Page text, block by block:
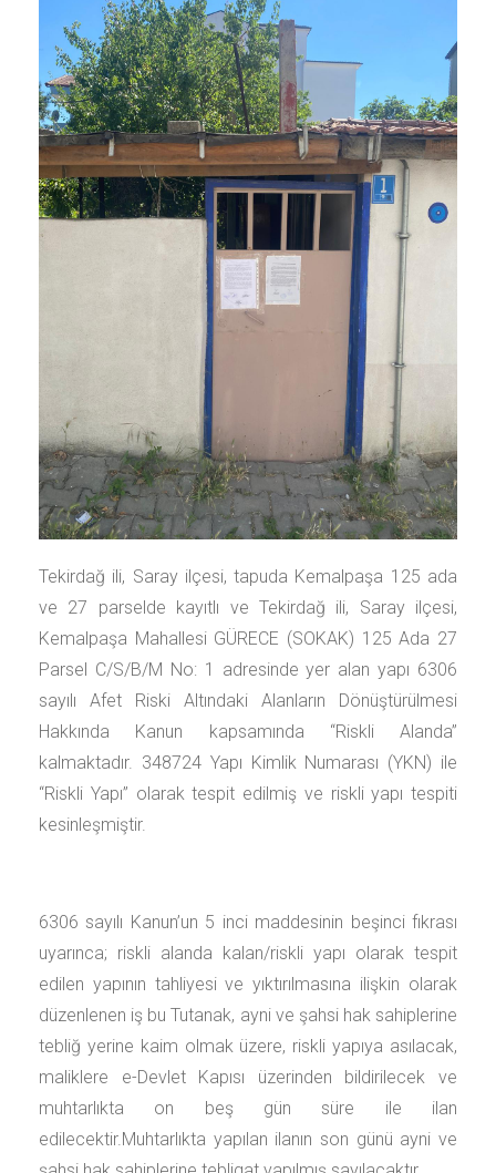
Tekirdağ ili, Saray ilçesi, tapuda Kemalpaşa 125 ada
ve 27 parselde kayıtlı ve Tekirdağ ili, Saray ilçesi,
Kemalpaşa Mahallesi GÜRECE (SOKAK) 125 Ada 27
Parsel C/S/B/M No: 1 adresinde yer alan yapı 6306
sayılı Afet Riski Altındaki Alanların Dönüştürülmesi
Hakkında Kanun kapsamında “Riskli Alanda”
kalmaktadır. 348724 Yapı Kimlik Numarası (YKN) ile
“Riskli Yapı” olarak tespit edilmiş ve riskli yapı tespiti
kesinleşmiştir.
6306 sayılı Kanun’un 5 inci maddesinin beşinci fıkrası
uyarınca; riskli alanda kalan/riskli yapı olarak tespit
edilen yapının tahliyesi ve yıktırılmasına ilişkin olarak
düzenlenen iş bu Tutanak, ayni ve şahsi hak sahiplerine
tebliğ yerine kaim olmak üzere, riskli yapıya asılacak,
maliklere e-Devlet Kapısı üzerinden bildirilecek ve
muhtarlıkta on beş gün süre ile ilan
edilecektir.Muhtarlıkta yapılan ilanın son günü ayni ve